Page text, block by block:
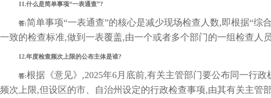
11.什么是简单事项“一表通查”?
答:简单事项“一表通查”的核心是减少现场检查人数,即根据“综
一致的检查标准,做到一表覆盖,由一个或者多个部门的一组检查人员
12.年度检查频次上限的公布主体是谁?
答:根据《意见》,2025年6月底前,有关主管部门要公布同一行
频次上限,但设区的市、自治州设定的行政检查事项,由其有关主